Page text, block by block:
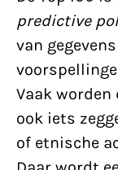
predictive
van
Vaak
ook iets
of etnische